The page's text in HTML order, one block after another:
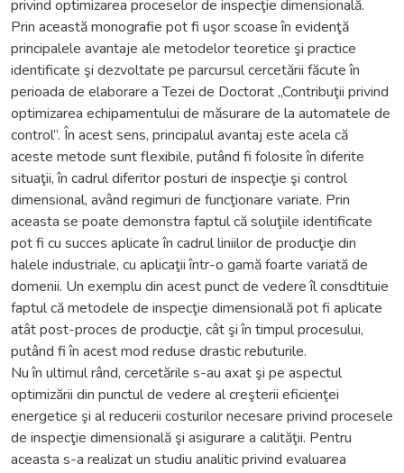
privind optimizarea proceselor de inspecţie dimensională.
Prin această monografie pot fi uşor scoase în evidenţă
principalele avantaje ale metodelor teoretice şi practice
identificate şi dezvoltate pe parcursul cercetării făcute în
perioada de elaborare a Tezei de Doctorat „Contribuţii privind
optimizarea echipamentului de măsurare de la automatele de
control”. În acest sens, principalul avantaj este acela că
aceste metode sunt flexibile, putând fi folosite în diferite
situaţii, în cadrul diferitor posturi de inspecţie şi control
dimensional, având regimuri de funcţionare variate. Prin
aceasta se poate demonstra faptul că soluţiile identificate
pot fi cu succes aplicate în cadrul liniilor de producţie din
halele industriale, cu aplicaţii într-o gamă foarte variată de
domenii. Un exemplu din acest punct de vedere îl consdtituie
faptul că metodele de inspecţie dimensională pot fi aplicate
atât post-proces de producţie, cât şi în timpul procesului,
putând fi în acest mod reduse drastic rebuturile.
Nu în ultimul rând, cercetările s-au axat şi pe aspectul
optimizării din punctul de vedere al creşterii eficienţei
energetice şi al reducerii costurilor necesare privind procesele
de inspecţie dimensională şi asigurare a calităţii. Pentru
aceasta s-a realizat un studiu analitic privind evaluarea